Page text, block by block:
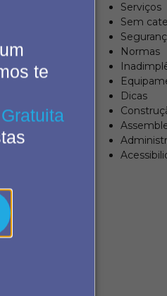
te
Serviços
Sem
Normas
Dicas